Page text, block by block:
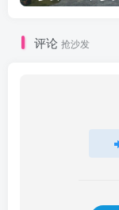
评论 抢沙发